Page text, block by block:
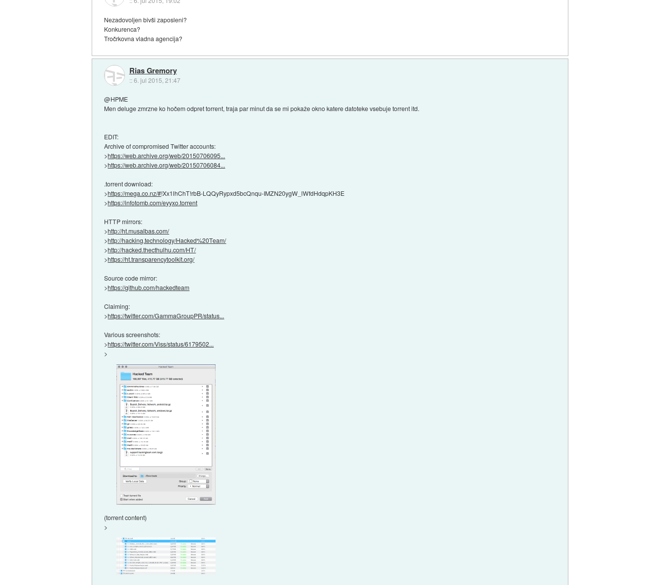
Nezadovoljen bivši zaposleni?
Konkurenca?
Tročrkovna vladna agencija?
Rias Gremory
::6. jul 2015, 21:47
@HPME
Men deluge zmrzne ko hočem odpret torrent, traja par minut da se mi pokaže okno katere datoteke vsebuje torrent itd.
EDIT:
Archive of compromised Twitter accounts:
>https://web.archive.org/web/20150706095...
>https://web.archive.org/web/20150706084...
.torrent download:
>https://mega.co.nz/#!Xx1lhChT!rbB-LQQyRypxd5bcQnqu-IMZN20ygW_lWfdHdqpKH3E
>https://infotomb.com/eyyxo.torrent
HTTP mirrors:
>http://ht.musalbas.com/
>http://hacking.technology/Hacked%20Team/
>http://hacked.thecthulhu.com/HT/
>https://ht.transparencytoolkit.org/
Source code mirror:
>https://github.com/hackedteam
Claiming:
>https://twitter.com/GammaGroupPR/status...
Various screenshots:
>https://twitter.com/Viss/status/6179502...
>
(torrent content)
>